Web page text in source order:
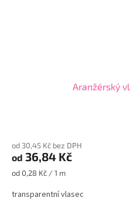
Aranžérský
od 30,45 Kč bez DPH
od 36,84 Kč
Měrná
od 0,28 Kč / 1 m
transparentní vlasec